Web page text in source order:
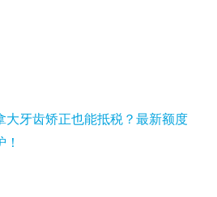
大牙齿矫正也能抵税？最新额度
！